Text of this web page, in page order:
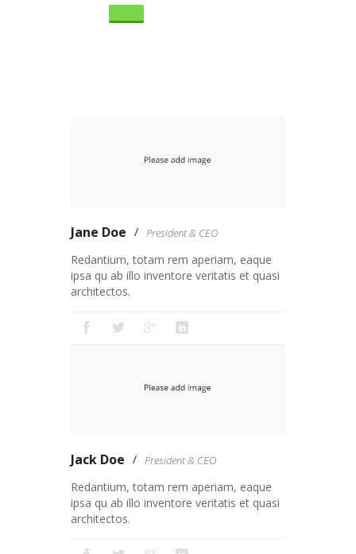
Jane Doe President & CEO
Redantium, totam rem aperiam, eaque
ipsa qu ab illo inventore veritatis et quasi
architectos.
Jack Doe President & CEO
Redantium, totam rem aperiam, eaque
ipsa qu ab illo inventore veritatis et quasi
architectos.